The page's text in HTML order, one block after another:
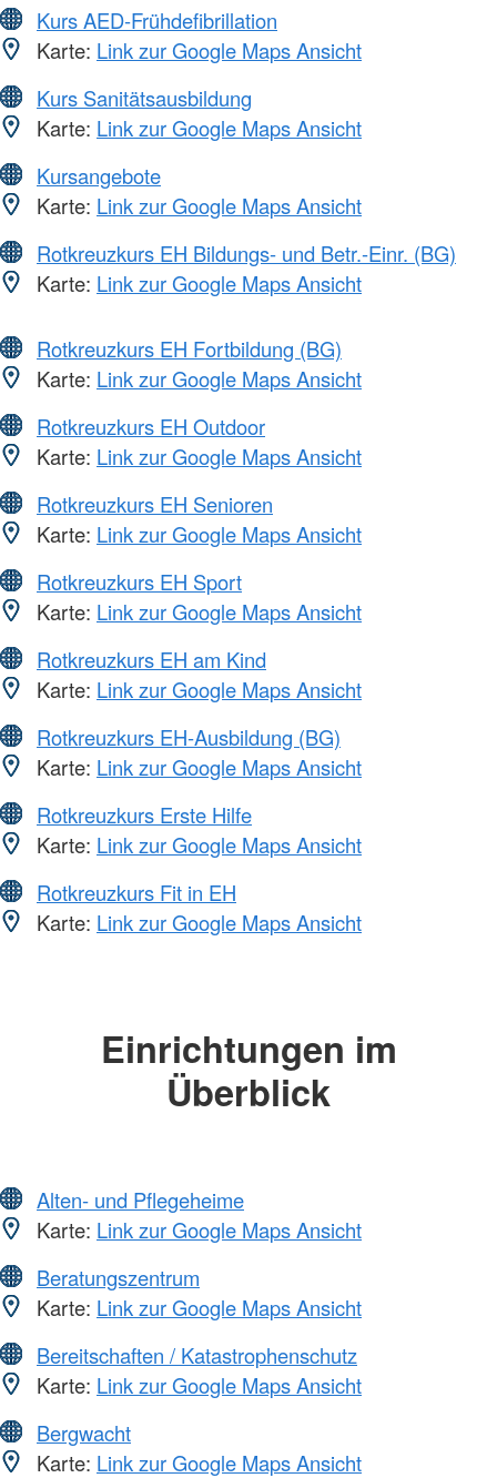
Kurs AED-Frühdefibrillation
Karte: Link zur Google Maps Ansicht
Kurs Sanitätsausbildung
Karte: Link zur Google Maps Ansicht
Kursangebote
Karte: Link zur Google Maps Ansicht
Rotkreuzkurs EH Bildungs- und Betr.-Einr. (BG)
Karte: Link zur Google Maps Ansicht
Rotkreuzkurs EH Fortbildung (BG)
Karte: Link zur Google Maps Ansicht
Rotkreuzkurs EH Outdoor
Karte: Link zur Google Maps Ansicht
Rotkreuzkurs EH Senioren
Karte: Link zur Google Maps Ansicht
Rotkreuzkurs EH Sport
Karte: Link zur Google Maps Ansicht
Rotkreuzkurs EH am Kind
Karte: Link zur Google Maps Ansicht
Rotkreuzkurs EH-Ausbildung (BG)
Karte: Link zur Google Maps Ansicht
Rotkreuzkurs Erste Hilfe
Karte: Link zur Google Maps Ansicht
Rotkreuzkurs Fit in EH
Karte: Link zur Google Maps Ansicht
Einrichtungen im
Überblick
Alten- und Pflegeheime
Karte: Link zur Google Maps Ansicht
Beratungszentrum
Karte: Link zur Google Maps Ansicht
Bereitschaften / Katastrophenschutz
Karte: Link zur Google Maps Ansicht
Bergwacht
Karte: Link zur Google Maps Ansicht